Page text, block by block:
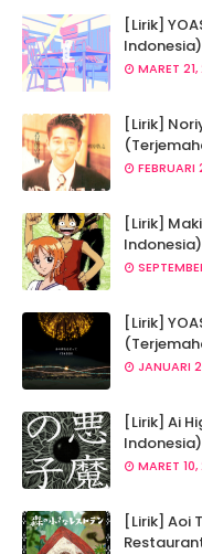
[Lirik]
Indonesia)
MARET 21,
[Lirik]
[Lirik]
Indonesia)
[Lirik]
JANUARI
[Lirik] Ai
Indonesia)
MARET
[Lirik] Aoi